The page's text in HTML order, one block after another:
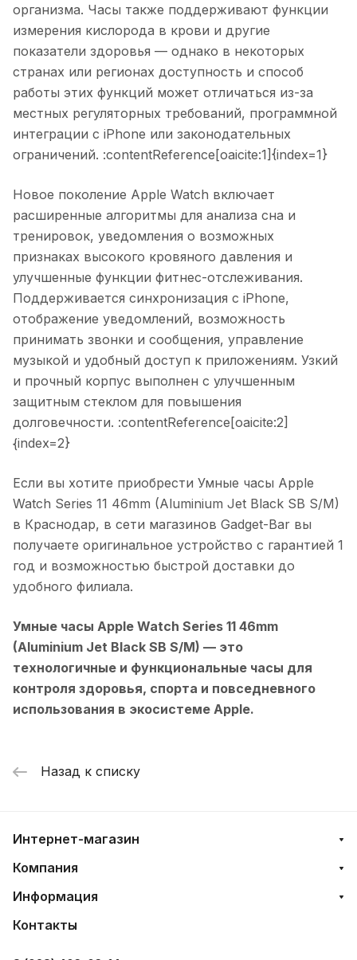
организма. Часы также поддерживают функции
измерения кислорода в крови и другие
показатели здоровья — однако в некоторых
странах или регионах доступность и способ
работы этих функций может отличаться из-за
местных регуляторных требований, программной
интеграции с iPhone или законодательных
ограничений. :contentReference[oaicite:1]{index=1}
Новое поколение Apple Watch включает
расширенные алгоритмы для анализа сна и
тренировок, уведомления о возможных
признаках высокого кровяного давления и
улучшенные функции фитнес-отслеживания.
Поддерживается синхронизация с iPhone,
отображение уведомлений, возможность
принимать звонки и сообщения, управление
музыкой и удобный доступ к приложениям. Узкий
и прочный корпус выполнен с улучшенным
защитным стеклом для повышения
долговечности. :contentReference[oaicite:2]
{index=2}
Если вы хотите приобрести Умные часы Apple
Watch Series 11 46mm (Aluminium Jet Black SB S/M)
в Краснодар, в сети магазинов Gadget-Bar вы
получаете оригинальное устройство с гарантией 1
год и возможностью быстрой доставки до
удобного филиала.
Умные часы Apple Watch Series 11 46mm
(Aluminium Jet Black SB S/M) — это
технологичные и функциональные часы для
контроля здоровья, спорта и повседневного
использования в экосистеме Apple.
Назад к списку
Интернет-магазин
Компания
Информация
Контакты